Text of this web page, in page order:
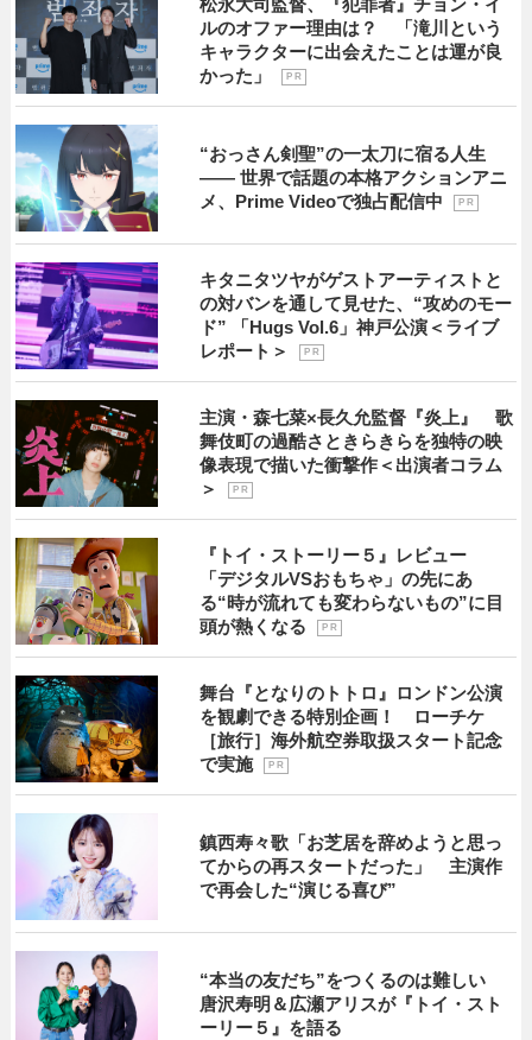
松永大司監督、『犯罪者』チョン・イ
ルのオファー理由は？ 「滝川という
キャラクターに出会えたことは運が良
かった」
P R
“おっさん剣聖”の一太刀に宿る人生
―― 世界で話題の本格アクションアニ
メ、Prime Videoで独占配信中
P R
キタニタツヤがゲストアーティストと
の対バンを通して見せた、“攻めのモー
ド” 「Hugs Vol.6」神戸公演＜ライブ
レポート＞
P R
主演・森七菜×長久允監督『炎上』 歌
舞伎町の過酷さときらきらを独特の映
像表現で描いた衝撃作＜出演者コラム
＞
P R
『トイ・ストーリー５』レビュー
「デジタルVSおもちゃ」の先にあ
る“時が流れても変わらないもの”に目
頭が熱くなる
P R
舞台『となりのトトロ』ロンドン公演
を観劇できる特別企画！ ローチケ
［旅行］海外航空券取扱スタート記念
で実施
P R
鎮西寿々歌「お芝居を辞めようと思っ
てからの再スタートだった」 主演作
で再会した“演じる喜び”
“本当の友だち”をつくるのは難しい
唐沢寿明＆広瀬アリスが『トイ・スト
ーリー５』を語る